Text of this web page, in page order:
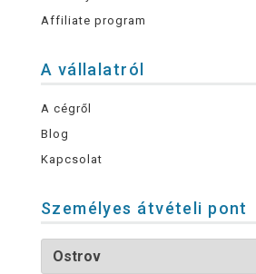
Affiliate program
A vállalatról
A cégről
Blog
Kapcsolat
Személyes átvételi pont